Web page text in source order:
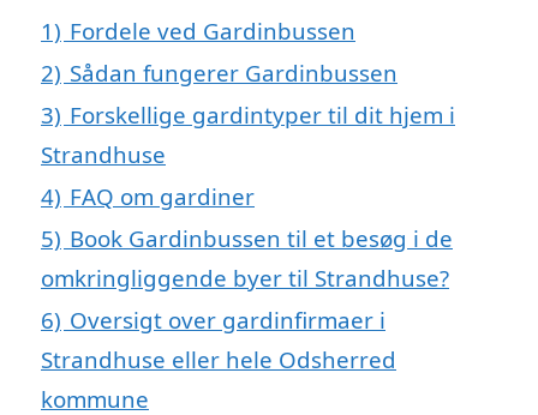
1) Fordele ved Gardinbussen
2) Sådan fungerer Gardinbussen
3) Forskellige gardintyper til dit hjem i
Strandhuse
4) FAQ om gardiner
5) Book Gardinbussen til et besøg i de
omkringliggende byer til Strandhuse?
6) Oversigt over gardinfirmaer i
Strandhuse eller hele Odsherred
kommune